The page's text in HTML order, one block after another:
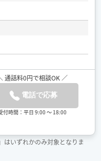
通話料0円で相談OK ／
電話で応募
付時間：平日 9:00 ～ 18:00
いずれかのみ対象となりま